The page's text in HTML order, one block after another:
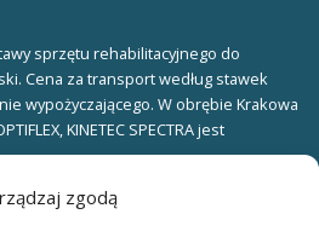
zgodą
sprzętu rehabilitacyjnego do
Cena za transport według stawek
wypożyczającego. W obrębie Krakowa
KINETEC SPECTRA jest